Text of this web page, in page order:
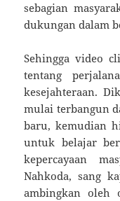
sebagian
dukungan dalam
Sehingga video
tentang
kesejahteraan.
mulai terbangun
baru, kemudian
untuk belajar
kepercayaan
Nahkoda, sang
ambingkan oleh